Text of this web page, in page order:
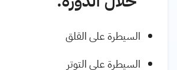
السيطرة على القلق
السيطرة على التوتر